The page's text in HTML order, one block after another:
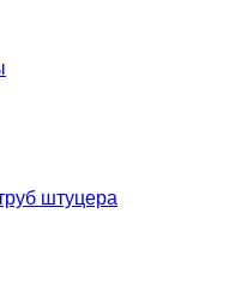
штуцера